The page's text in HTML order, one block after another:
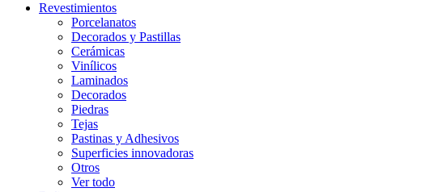
Revestimientos
Porcelanatos
Decorados y Pastillas
Cerámicas
Vinílicos
Laminados
Decorados
Piedras
Tejas
Pastinas y Adhesivos
Superficies innovadoras
Otros
Ver todo